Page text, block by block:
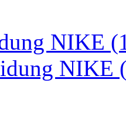
NIKE
NIKE